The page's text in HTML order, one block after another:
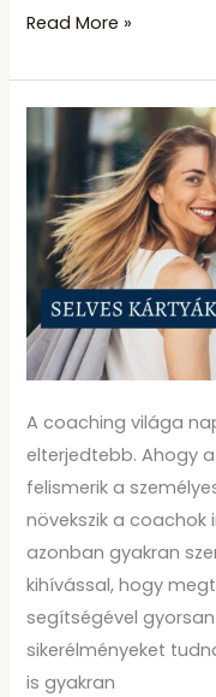
Read More »
A coaching világa
elterjedtebb. Ahogy
felismerik a
növekszik a coachok
azonban gyakran
kihívással, hogy
segítségével
sikerélményeket
is gyakran
kártyák:
Áttörő
sikerélmények
kezdő
coach-
oknak